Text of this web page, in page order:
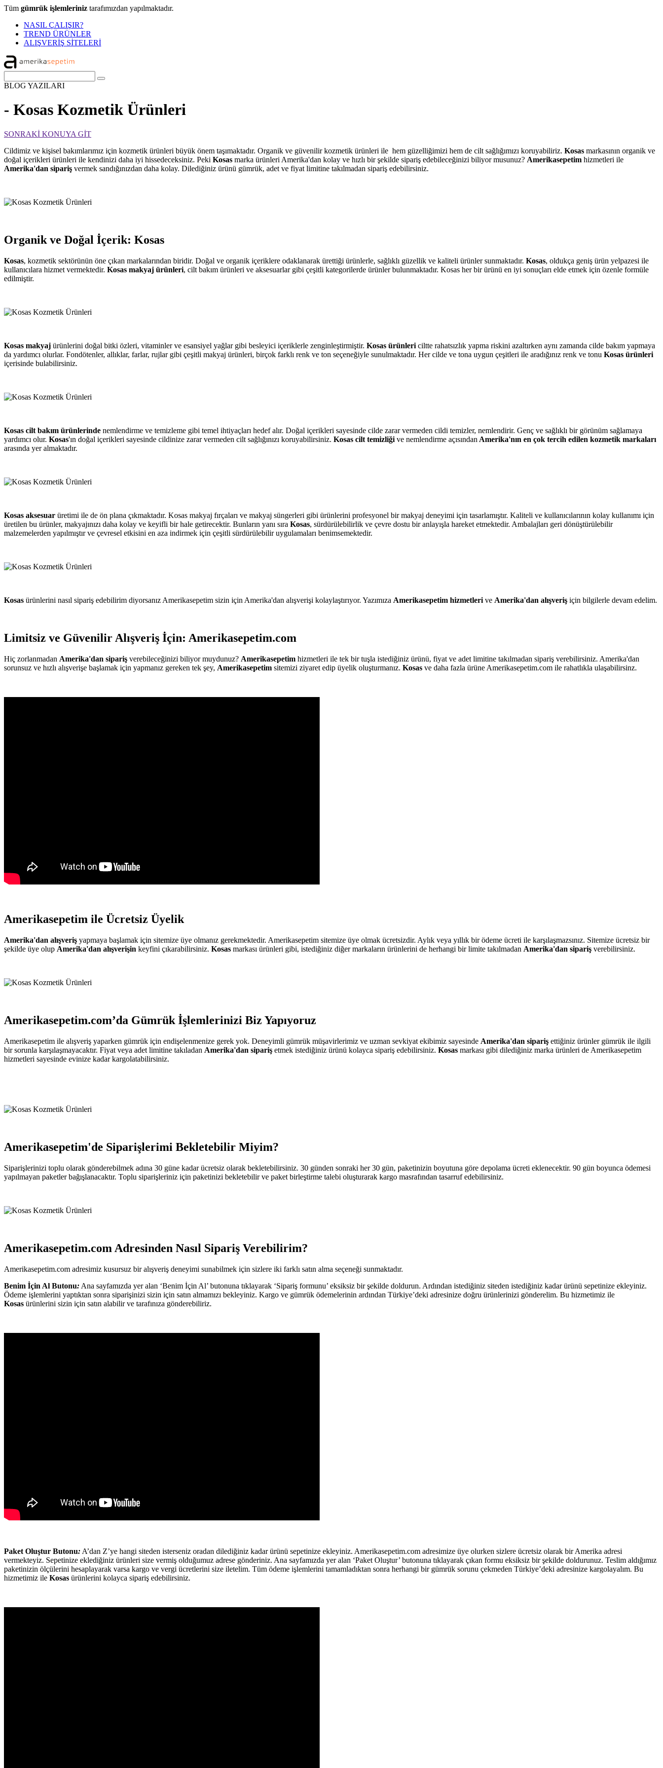
Tüm gümrük işlemleriniz tarafımızdan yapılmaktadır.
NASIL ÇALIŞIR?
TREND ÜRÜNLER
ALIŞVERİŞ SİTELERİ
BLOG YAZILARI
- Kosas Kozmetik Ürünleri
SONRAKİ KONUYA GİT
Cildimiz ve kişisel bakımlarımız için kozmetik ürünleri büyük önem taşımaktadır. Organik ve güvenilir kozmetik ürünleri ile hem güzelliğimizi hem de cilt sağlığımızı koruyabiliriz. Kosas markasının organik ve
doğal içerikleri ürünleri ile kendinizi daha iyi hissedeceksiniz. Peki Kosas marka ürünleri Amerika'dan kolay ve hızlı bir şekilde sipariş edebileceğinizi biliyor musunuz? Amerikasepetim hizmetleri ile
Amerika'dan sipariş vermek sandığınızdan daha kolay. Dilediğiniz ürünü gümrük, adet ve fiyat limitine takılmadan sipariş edebilirsiniz.
Organik ve Doğal İçerik: Kosas
Kosas, kozmetik sektörünün öne çıkan markalarından biridir. Doğal ve organik içeriklere odaklanarak ürettiği ürünlerle, sağlıklı güzellik ve kaliteli ürünler sunmaktadır. Kosas, oldukça geniş ürün yelpazesi ile
kullanıcılara hizmet vermektedir. Kosas makyaj ürünleri, cilt bakım ürünleri ve aksesuarlar gibi çeşitli kategorilerde ürünler bulunmaktadır. Kosas her bir ürünü en iyi sonuçları elde etmek için özenle formüle
edilmiştir.
Kosas makyaj ürünlerini doğal bitki özleri, vitaminler ve esansiyel yağlar gibi besleyici içeriklerle zenginleştirmiştir. Kosas ürünleri ciltte rahatsızlık yapma riskini azaltırken aynı zamanda cilde bakım yapmaya
da yardımcı olurlar. Fondötenler, allıklar, farlar, rujlar gibi çeşitli makyaj ürünleri, birçok farklı renk ve ton seçeneğiyle sunulmaktadır. Her cilde ve tona uygun çeşitleri ile aradığınız renk ve tonu Kosas ürünleri
içerisinde bulabilirsiniz.
Kosas cilt bakım ürünlerinde nemlendirme ve temizleme gibi temel ihtiyaçları hedef alır. Doğal içerikleri sayesinde cilde zarar vermeden cildi temizler, nemlendirir. Genç ve sağlıklı bir görünüm sağlamaya
yardımcı olur. Kosas'ın doğal içerikleri sayesinde cildinize zarar vermeden cilt sağlığınızı koruyabilirsiniz. Kosas cilt temizliği ve nemlendirme açısından Amerika'nın en çok tercih edilen kozmetik markaları
arasında yer almaktadır.
Kosas aksesuar üretimi ile de ön plana çıkmaktadır. Kosas makyaj fırçaları ve makyaj süngerleri gibi ürünlerini profesyonel bir makyaj deneyimi için tasarlamıştır. Kaliteli ve kullanıcılarının kolay kullanımı için
üretilen bu ürünler, makyajınızı daha kolay ve keyifli bir hale getirecektir. Bunların yanı sıra Kosas, sürdürülebilirlik ve çevre dostu bir anlayışla hareket etmektedir. Ambalajları geri dönüştürülebilir
malzemelerden yapılmıştır ve çevresel etkisini en aza indirmek için çeşitli sürdürülebilir uygulamaları benimsemektedir.
Kosas ürünlerini nasıl sipariş edebilirim diyorsanız Amerikasepetim sizin için Amerika'dan alışverişi kolaylaştırıyor. Yazımıza Amerikasepetim hizmetleri ve Amerika'dan alışveriş için bilgilerle devam edelim.
Limitsiz ve Güvenilir Alışveriş İçin: Amerikasepetim.com
Hiç zorlanmadan Amerika'dan sipariş verebileceğinizi biliyor muydunuz? Amerikasepetim hizmetleri ile tek bir tuşla istediğiniz ürünü, fiyat ve adet limitine takılmadan sipariş verebilirsiniz. Amerika'dan
sorunsuz ve hızlı alışverişe başlamak için yapmanız gereken tek şey, Amerikasepetim sitemizi ziyaret edip üyelik oluşturmanız. Kosas ve daha fazla ürüne Amerikasepetim.com ile rahatlıkla ulaşabilirsinz.
Amerikasepetim ile Ücretsiz Üyelik
Amerika'dan alışveriş yapmaya başlamak için sitemize üye olmanız gerekmektedir. Amerikasepetim sitemize üye olmak ücretsizdir. Aylık veya yıllık bir ödeme ücreti ile karşılaşmazsınız. Sitemize ücretsiz bir
şekilde üye olup Amerika'dan alışverişin keyfini çıkarabilirsiniz. Kosas markası ürünleri gibi, istediğiniz diğer markaların ürünlerini de herhangi bir limite takılmadan Amerika'dan sipariş verebilirsiniz.
Amerikasepetim.com’da Gümrük İşlemlerinizi Biz Yapıyoruz
Amerikasepetim ile alışveriş yaparken gümrük için endişelenmenize gerek yok. Deneyimli gümrük müşavirlerimiz ve uzman sevkiyat ekibimiz sayesinde Amerika'dan sipariş ettiğiniz ürünler gümrük ile ilgili
bir sorunla karşılaşmayacaktır. Fiyat veya adet limitine takıladan Amerika'dan sipariş etmek istediğiniz ürünü kolayca sipariş edebilirsiniz. Kosas markası gibi dilediğiniz marka ürünleri de Amerikasepetim
hizmetleri sayesinde evinize kadar kargolatabilirsiniz.
Amerikasepetim'de Siparişlerimi Bekletebilir Miyim?
Siparişlerinizi toplu olarak gönderebilmek adına 30 güne kadar ücretsiz olarak bekletebilirsiniz. 30 günden sonraki her 30 gün, paketinizin boyutuna göre depolama ücreti eklenecektir. 90 gün boyunca ödemesi
yapılmayan paketler bağışlanacaktır. Toplu siparişleriniz için paketinizi bekletebilir ve paket birleştirme talebi oluşturarak kargo masrafından tasarruf edebilirsiniz.
Amerikasepetim.com Adresinden Nasıl Sipariş Verebilirim?
Amerikasepetim.com adresimiz kusursuz bir alışveriş deneyimi sunabilmek için sizlere iki farklı satın alma seçeneği sunmaktadır.
Benim İçin Al Butonu: Ana sayfamızda yer alan ‘Benim İçin Al’ butonuna tıklayarak ‘Sipariş formunu’ eksiksiz bir şekilde doldurun. Ardından istediğiniz siteden istediğiniz kadar ürünü sepetinize ekleyiniz.
Ödeme işlemlerini yaptıktan sonra siparişinizi sizin için satın almamızı bekleyiniz. Kargo ve gümrük ödemelerinin ardından Türkiye’deki adresinize doğru ürünlerinizi gönderelim. Bu hizmetimiz ile
Kosas ürünlerini sizin için satın alabilir ve tarafınıza gönderebiliriz.
Paket Oluştur Butonu: A’dan Z’ye hangi siteden isterseniz oradan dilediğiniz kadar ürünü sepetinize ekleyiniz. Amerikasepetim.com adresimize üye olurken sizlere ücretsiz olarak bir Amerika adresi
vermekteyiz. Sepetinize eklediğiniz ürünleri size vermiş olduğumuz adrese gönderiniz. Ana sayfamızda yer alan ‘Paket Oluştur’ butonuna tıklayarak çıkan formu eksiksiz bir şekilde doldurunuz. Teslim aldığımız
paketinizin ölçülerini hesaplayarak varsa kargo ve vergi ücretlerini size iletelim. Tüm ödeme işlemlerini tamamladıktan sonra herhangi bir gümrük sorunu çekmeden Türkiye’deki adresinize kargolayalım. Bu
hizmetimiz ile Kosas ürünlerini kolayca sipariş edebilirsiniz.